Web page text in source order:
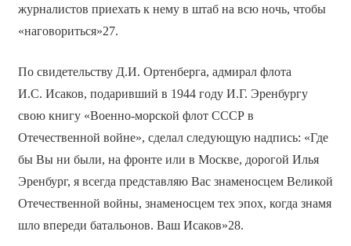
журналистов приехать к нему в штаб на всю ночь, чтобы
«наговориться»27.
По свидетельству Д.И. Ортенберга, адмирал флота
И.С. Исаков, подаривший в 1944 году И.Г. Эренбургу
свою книгу «Военно-морской флот СССР в
Отечественной войне», сделал следующую надпись: «Где
бы Вы ни были, на фронте или в Москве, дорогой Илья
Эренбург, я всегда представляю Вас знаменосцем Великой
Отечественной войны, знаменосцем тех эпох, когда знамя
шло впереди батальонов. Ваш Исаков»28.